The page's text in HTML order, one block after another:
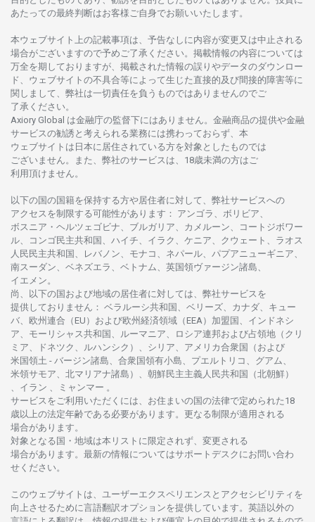
あたっての最終判断はお客様ご自身でお 願いいたします。
本ウェブサイト 上の記載事項は、 予告なしに 内容が変更又は中止さ れる
場合がございますので予めご了承ください。 掲載情報の内容については
万全を期しておりますが、 掲載さ れた情報の誤りやデータのダウンロー
ド、 ウェブサイトの不具合等に よって生じた 直接的及び間接的障害等に
関し まして、 弊社は一切責任を負うものではありませんのでご
了承ください。
Axiory Global は金融庁の監督下にはありません。 金融商品の提供や金融
サービスの勧誘と 考えられる業務には携わっておらず、 本
ウェブサイトは 日本に 居住さ れている方を対象としたものでは
ございません。
また、 弊社のサービスは、18歳未満の方は ご
利用頂けません 。
以下の国の国籍を保持する方や居住者に対して、 弊社サービスへの
アクセスを制限する可能性があります ： アンゴラ、ボリビア、
ボスニア ・ ヘルツェゴビナ、ブルガリア、カメルーン、コートジボワー
ル、
コンゴ民主共和国、ハイチ、イラク、ケニア、クウェート、 ラオス
人民民主共和国、レバノン、モナコ、ネパール、パプアニューギニア、
南スーダン、ベネズエラ、ベトナム、 英国領ヴァージン諸島、
イエメン。
尚、
以下の国および地域の居住者に対しては、 弊社サービスを
提供しておりません ： ベラルーシ共和国、ベリーズ、カナダ、キュー
バ、 欧州連合 （EU） および欧州経済領域 （EEA）加盟国、インドネシ
ア、 モーリシャス共和国、ルーマニア、 ロシア連邦および占領地 （クリ
ミア、ドネツク、ルハンシク）、シリア、 アメリカ合衆国
（および
米国領土 - バージン諸島、合衆国領有小島、プエルトリコ、グアム、
米領サモア、 北マリアナ諸島）、 朝鮮民主主義人民共和国
（北朝鮮）
、イラン 、ミャンマー 。
サービスを ご利用いただくには、お住まいの国の法律で定められた 18
歳以上の法定年齢である必要があります。 更なる制限が適用さ れる
場合があります。
対象となる 国 ・ 地域は本 リストに 限定さ れず、 変更さ れる
場合があります。 最新の情報についてはサポートデスクに お 問い合わ
せくださ い。
このウェブサイトは、 ユーザーエクスペリエンスと アクセシビリティを
向上さ せるために言語翻訳オプションを提供しています。 英語以外の